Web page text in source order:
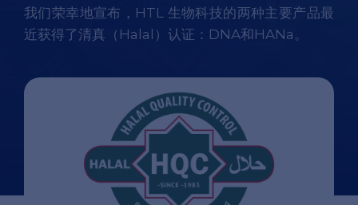
我们荣幸地宣布，HTL 生物科技的两种主要产品最
近获得了清真（Halal）认证：DNA和HANa。